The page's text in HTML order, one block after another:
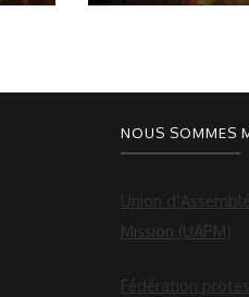
NOUS SOMMES
Union
Mission (UAPM)
Fédération